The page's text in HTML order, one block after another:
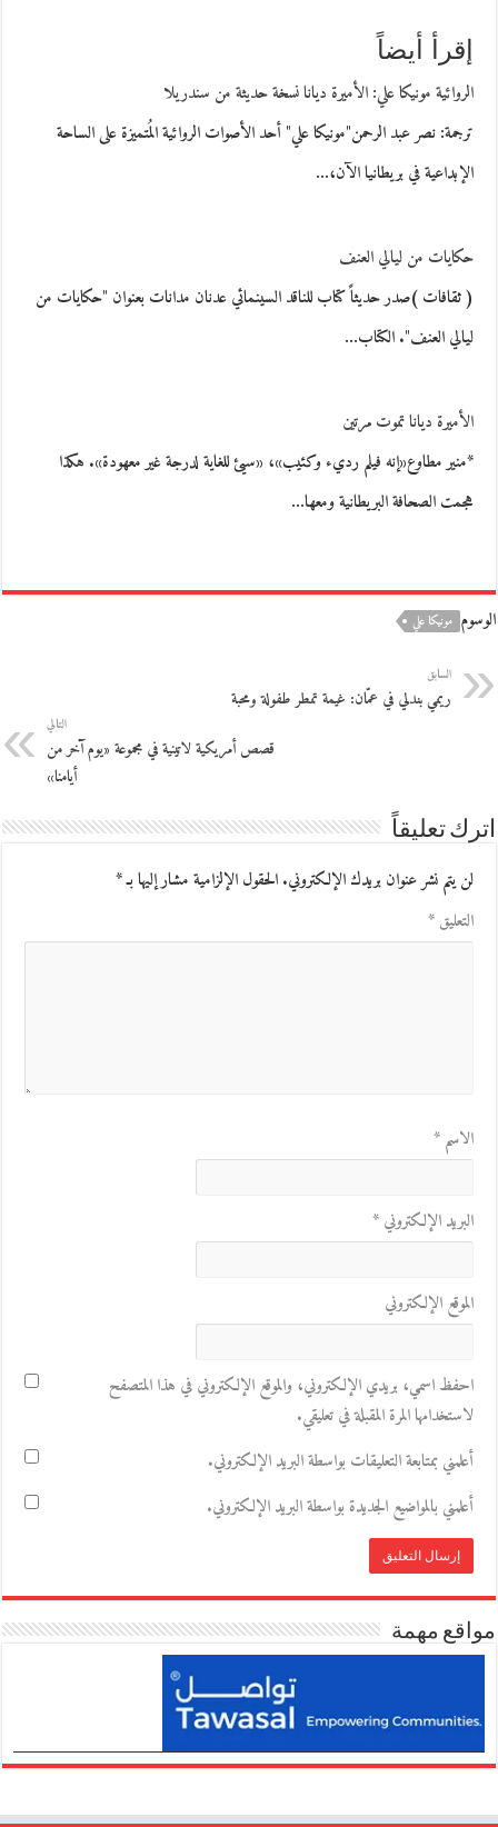
إقرأ أيضاً
الروائية مونيكا علي: الأميرة ديانا نسخة حديثة من سندريلا
ترجمة‮:‬‮ ‬نصر عبد الرحمن‮"‬مونيكا علي‮" ‬أحد الأصوات الروائية المُتميزة على الساحة
الإبداعية في بريطانيا الآن،‮…
حكايات من ليالي العنف
( ثقافات )صدر حديثاً كتاب للناقد السينمائي عدنان مدانات بعنوان "حكايات من
ليالي العنف". الكتاب…
الأميرة ديانا تموت مرتين
*منير مطاوع«إنه فيلم رديء وكئيب»، «سيئ للغاية لدرجة غير معهودة». هكذا
هجمت الصحافة البريطانية ومعها…
الوسوم مونيكا علي
السابق
ريمي بندلي في عمّان: غيمة تمطر طفولة ومحبة
التالي
قصص أمريكية لاتينية في مجموعة «يوم آخر من
أيامنا»
اترك تعليقاً
لن يتم نشر عنوان بريدك الإلكتروني.الحقول الإلزامية مشار إليها بـ*
التعليق*
الاسم*
البريد الإلكتروني*
الموقع الإلكتروني
احفظ اسمي، بريدي الإلكتروني، والموقع الإلكتروني في هذا المتصفح
لاستخدامها المرة المقبلة في تعليقي.
أعلمني بمتابعة التعليقات بواسطة البريد الإلكتروني.
أعلمني بالمواضيع الجديدة بواسطة البريد الإلكتروني.
مواقع مهمة